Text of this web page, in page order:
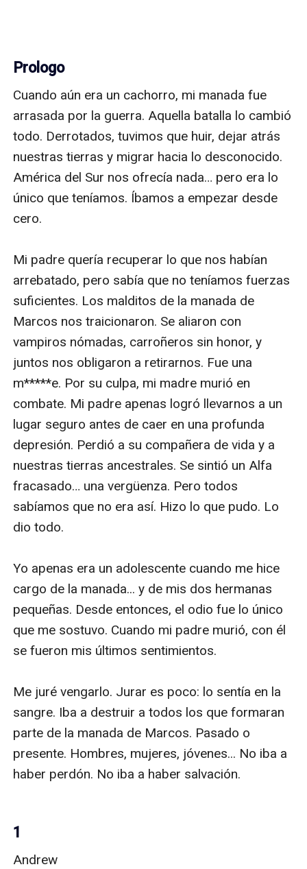
Prologo
Cuando aún era un cachorro, mi manada fue
arrasada por la guerra. Aquella batalla lo cambió
todo. Derrotados, tuvimos que huir, dejar atrás
nuestras tierras y migrar hacia lo desconocido.
América del Sur nos ofrecía nada… pero era lo
único que teníamos. Íbamos a empezar desde
cero.
Mi padre quería recuperar lo que nos habían
arrebatado, pero sabía que no teníamos fuerzas
suficientes. Los malditos de la manada de
Marcos nos traicionaron. Se aliaron con
vampiros nómadas, carroñeros sin honor, y
juntos nos obligaron a retirarnos. Fue una
m*****e. Por su culpa, mi madre murió en
combate. Mi padre apenas logró llevarnos a un
lugar seguro antes de caer en una profunda
depresión. Perdió a su compañera de vida y a
nuestras tierras ancestrales. Se sintió un Alfa
fracasado… una vergüenza. Pero todos
sabíamos que no era así. Hizo lo que pudo. Lo
dio todo.
Yo apenas era un adolescente cuando me hice
cargo de la manada... y de mis dos hermanas
pequeñas. Desde entonces, el odio fue lo único
que me sostuvo. Cuando mi padre murió, con él
se fueron mis últimos sentimientos.
Me juré vengarlo. Jurar es poco: lo sentía en la
sangre. Iba a destruir a todos los que formaran
parte de la manada de Marcos. Pasado o
presente. Hombres, mujeres, jóvenes... No iba a
haber perdón. No iba a haber salvación.
1
Andrew